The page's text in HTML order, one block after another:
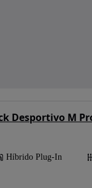
Desportivo M
Híbrido Plug-In